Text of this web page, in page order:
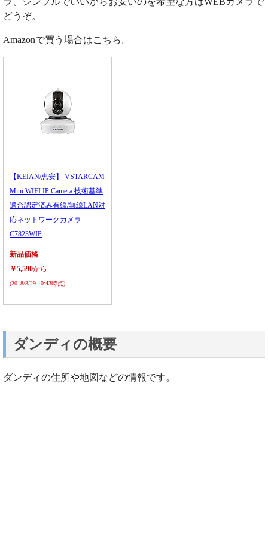
どうぞ。
Amazonで買う場合はこちら。
【KEIAN/恵安】 VSTARCAM
Mini WIFI IP Camera 技術基準
適合認定済み有線/無線LAN対
応ネットワークカメラ
C7823WIP
新品価格
￥5,590から
(2018/3/29 10:43時点)
ダンディの概要
ダンディの住所や地図などの情報です。